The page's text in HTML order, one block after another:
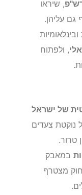
, שיראו
גם עליהן.
, ולפתוח
של ישראל
נוקטת צעדים
טרור.
במאבק
מצטרף